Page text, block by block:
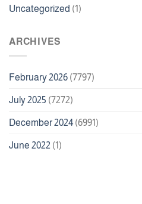
Uncategorized (1)
ARCHIVES
February 2026 (7797)
July 2025 (7272)
December 2024 (6991)
June 2022 (1)